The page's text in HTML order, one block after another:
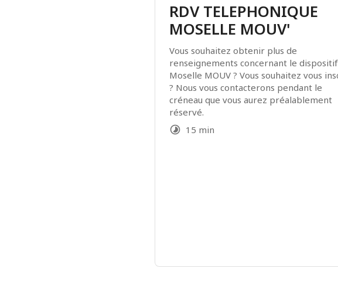
RDV TELEPHONIQUE
MOSELLE MOUV'
Vous souhaitez obtenir plus de
renseignements concernant le dispositif
Moselle MOUV ? Vous souhaitez vous
? Nous vous contacterons pendant le
créneau que vous aurez préalablement
15 min